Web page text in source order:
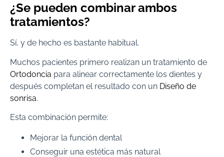
¿Se pueden combinar ambos
tratamientos?
Sí, y de hecho es bastante habitual.
Muchos pacientes primero realizan un tratamiento de
Ortodoncia para alinear correctamente los dientes y
después completan el resultado con un Diseño de
sonrisa.
Esta combinación permite:
Mejorar la función dental
Conseguir una estética más natural